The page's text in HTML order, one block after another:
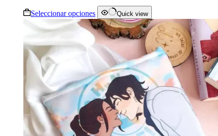
facturacion@ohlaladicreations.com
Asunto:
Seleccionar opciones Este
producto
tiene
múltiples
variantes.
Las
opciones
se
pueden
elegir
en
página
de
producto
Quick view